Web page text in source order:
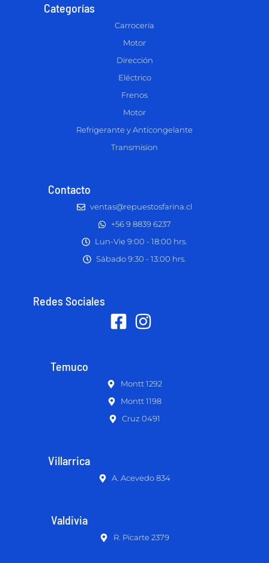
Categorías
Carrocería
Motor
Dirección
Eléctrico
Frenos
Motor
Refrigerante y Anticongelante
Transmision
Contacto
ventas@repuestosfarina.cl
+56 9 8839 6237
Lun-Vie 9:00 - 18:00 hrs.
Sábado 9:30 - 13:00 hrs.
Redes Sociales
Temuco
Montt 1292
Montt 1198
Cruz 0491
Villarrica
A. Acevedo 834
Valdivia
R. Picarte 2379